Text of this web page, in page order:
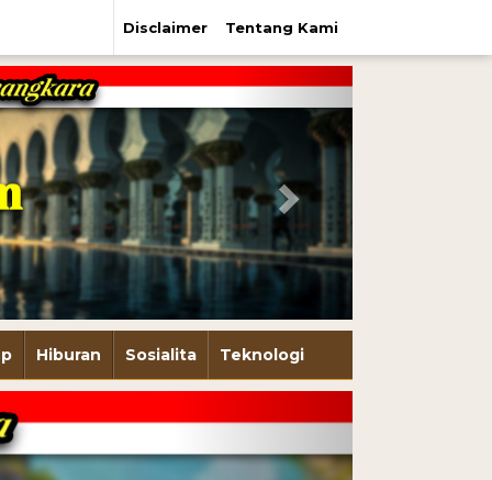
Disclaimer Tentang Kami
Next
Hiburan Sosialita Teknologi